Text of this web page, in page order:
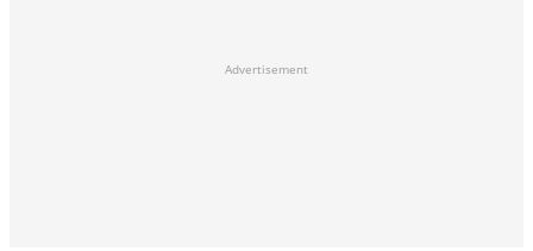
Advertisement